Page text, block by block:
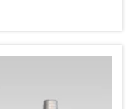
và vật liệu dày
xác. Những